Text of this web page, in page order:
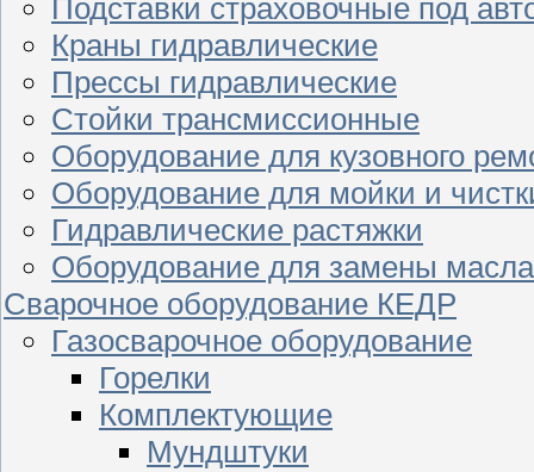
Подставки страховочные под
Краны гидравлические
Прессы гидравлические
Стойки трансмиссионные
Оборудование для кузовного
Оборудование для мойки и
Гидравлические растяжки
Оборудование для замены масла
Сварочное оборудование КЕДР
Газосварочное оборудование
Горелки
Комплектующие
Мундштуки